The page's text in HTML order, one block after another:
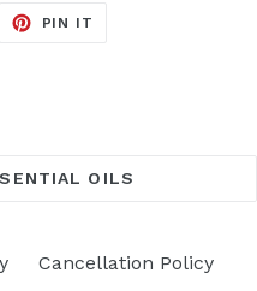
PIN IT
OILS
Cancellation Policy